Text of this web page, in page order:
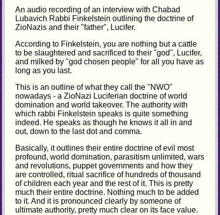
An audio recording of an interview with Chabad
Lubavich Rabbi Finkelstein outlining the doctrine of
ZioNazis and their "father", Lucifer.
According to Finkelstein, you are nothing but a cattle
to be slaughtered and sacrificed to their "god", Lucifer,
and milked by "god chosen people" for all you have as
long as you last.
This is an outline of what they call the "NWO"
nowadays - a ZioNazi Luciferian doctrine of world
domination and world takeover. The authority with
which rabbi Finkelstein speaks is quite something
indeed. He speaks as though he knows it all in and
out, down to the last dot and comma.
Basically, it outlines their entire doctrine of evil most
profound, world domination, parasitism unlimited, wars
and revolutions, puppet governments and how they
are controlled, ritual sacrifice of hundreds of thousand
of children each year and the rest of it. This is pretty
much their entire doctrine. Nothing much to be added
to it. And it is pronounced clearly by someone of
ultimate authority, pretty much clear on its face value.